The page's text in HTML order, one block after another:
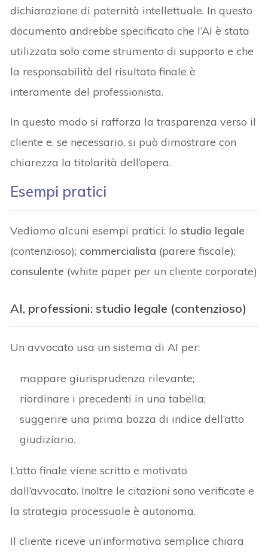
dichiarazione di paternità intellettuale. In questo
documento andrebbe specificato che l’AI è stata
utilizzata solo come strumento di supporto e che
la responsabilità del risultato finale è
interamente del professionista.
In questo modo si rafforza la trasparenza verso il
cliente e, se necessario, si può dimostrare con
chiarezza la titolarità dell’opera.
Esempi pratici
Vediamo alcuni esempi pratici: lo studio legale
(contenzioso); commercialista (parere fiscale);
consulente (white paper per un cliente corporate)
AI, professioni: studio legale (contenzioso)
Un avvocato usa un sistema di AI per:
mappare giurisprudenza rilevante;
riordinare i precedenti in una tabella;
suggerire una prima bozza di indice dell’atto
giudiziario.
L’atto finale viene scritto e motivato
dall’avvocato. Inoltre le citazioni sono verificate e
la strategia processuale è autonoma.
Il cliente riceve un’informativa semplice chiara